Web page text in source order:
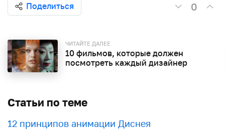
Поделиться 0
ЧИТАЙТЕ ДАЛЕЕ
10 фильмов, которые должен
посмотреть каждый дизайнер
Статьи по теме
12 принципов анимации Диснея